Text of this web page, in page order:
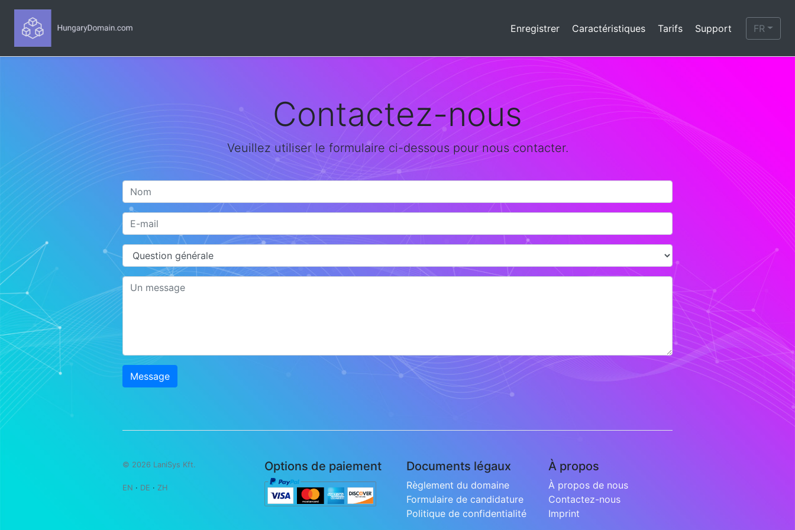
Enregistrer Caractéristiques Tarifs Support FR
Contactez-nous
Veuillez utiliser le formulaire ci-dessous pour nous contacter.
Message
© 2026 LaniSys Kft.
EN · DE · ZH
Options de paiement Documents légaux
Règlement du domaine
Formulaire de candidature
Politique de confidentialité
À propos
À propos de nous
Contactez-nous
Imprint